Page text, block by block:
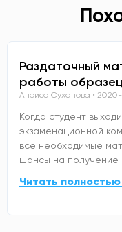
Раздаточный
работы образец
Анфиса Суханова
Когда студент
экзаменационной
все необходимые
шансы на получение
Читать